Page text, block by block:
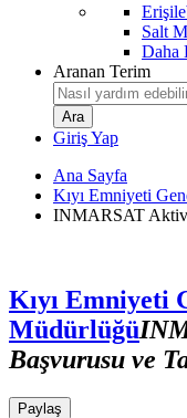
Salt
Daha
Aranan Terim
Giriş Yap
Ana Sayfa
Kıyı Emniyeti
INMARSAT
Kıyı Emniyeti
Müdürlüğü
Başvurusu ve
Paylaş